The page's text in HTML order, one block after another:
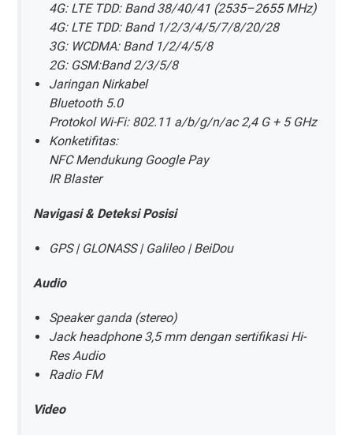
4G: LTE TDD: Band 38/40/41 (2535–2655 MHz)
4G: LTE TDD: Band 1/2/3/4/5/7/8/20/28
3G: WCDMA: Band 1/2/4/5/8
2G: GSM:Band 2/3/5/8
Jaringan Nirkabel
Bluetooth 5.0
Protokol Wi-Fi: 802.11 a/b/g/n/ac 2,4 G + 5 GHz
Konketifitas:
NFC Mendukung Google Pay
IR Blaster
Navigasi & Deteksi Posisi
GPS | GLONASS | Galileo | BeiDou
Audio
Speaker ganda (stereo)
Jack headphone 3,5 mm dengan sertifikasi Hi-
Res Audio
Radio FM
Video